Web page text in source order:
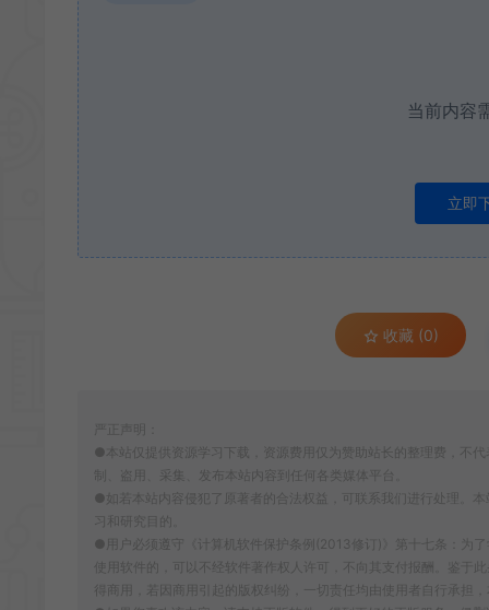
当前内容
立即
收藏 (0)
严正声明：
●本站仅提供资源学习下载，资源费用仅为赞助站长的整理费，不
制、盗用、采集、发布本站内容到任何各类媒体平台。
●如若本站内容侵犯了原著者的合法权益，可联系我们进行处理。
习和研究目的。
●用户必须遵守《计算机软件保护条例(2013修订)》第十七条：为
使用软件的，可以不经软件著作权人许可，不向其支付报酬。鉴
得商用，若因商用引起的版权纠纷，一切责任均由使用者自行承担